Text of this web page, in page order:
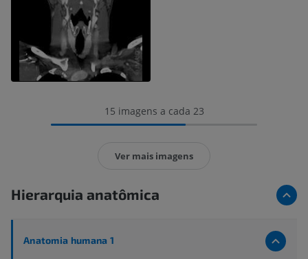
15 imagens a cada 23
Ver mais imagens
Hierarquia anatômica
Anatomia humana 1